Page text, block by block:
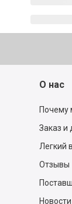
О нас
Почему
Заказ и
Легкий
Отзывы
Новости